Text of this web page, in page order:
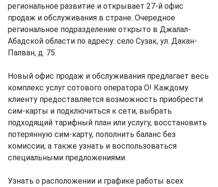
региональное развитие и открывает 27-й офис
продаж и обслуживания в стране. Очередное
региональное подразделение открыто в Джалал-
Абадской области по адресу: село Сузак, ул. Дакан-
Палван, д. 75.
Новый офис продаж и обслуживания предлагает весь
комплекс услуг сотового оператора О! Каждому
клиенту предоставляется возможность приобрести
сим-карты и подключиться к сети, выбрать
подходящий тарифный план или услугу, восстановить
потерянную сим-карту, пополнить баланс без
комиссии, а также узнать и воспользоваться
специальными предложениями.
Узнать о расположении и графике работы всех